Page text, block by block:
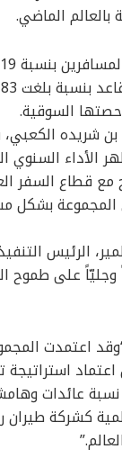
السوقية.
الكعبي،
الأداء السنوي
قطاع السفر
المجموعة بشكل
الرئيس
وجليّاً على طموح
اعتمدت
اعتماد
عائدات
كشركة